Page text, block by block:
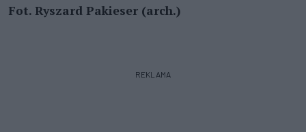
Fot. Ryszard Pakieser (arch.)
REKLAMA